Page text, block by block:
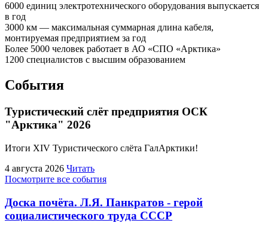
6000 единиц электротехнического оборудования выпускается
в год
3000 км — максимальная суммарная длина кабеля,
монтируемая предприятием за год
Более 5000 человек работает в АО «СПО «Арктика»
1200 специалистов с высшим образованием
События
Туристический слёт предприятия ОСК
"Арктика" 2026
Итоги XIV Туристического слёта ГалАрктики!
4 августа 2026 Читать
Посмотрите все события
Доска почёта. Л.Я. Панкратов - герой
социалистического труда СССР